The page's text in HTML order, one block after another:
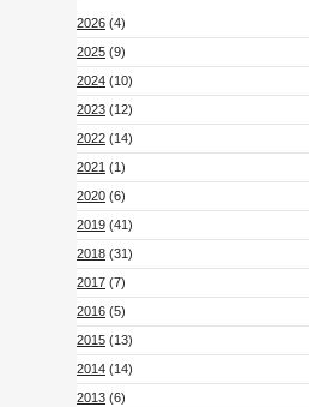
2026 (4)
2025 (9)
2024 (10)
2023 (12)
2022 (14)
2021 (1)
2020 (6)
2019 (41)
2018 (31)
2017 (7)
2016 (5)
2015 (13)
2014 (14)
2013 (6)